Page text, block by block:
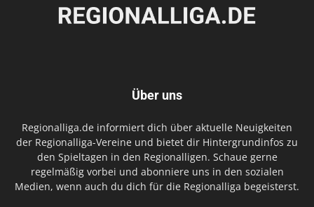
Über uns
Regionalliga.de informiert dich über aktuelle Neuigkeiten
der Regionalliga-Vereine und bietet dir Hintergrundinfos zu
den Spieltagen in den Regionalligen. Schaue gerne
regelmäßig vorbei und abonniere uns in den sozialen
Medien, wenn auch du dich für die Regionalliga begeisterst.